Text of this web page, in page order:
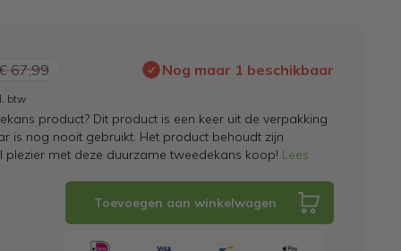
67,99 Nog maar 1 beschikbaar
btw
product? Dit product is een keer uit de verpakking
is nog nooit gebruikt. Het product behoudt zijn
plezier met deze duurzame tweedekans koop! Lees
Toevoegen aan winkelwagen